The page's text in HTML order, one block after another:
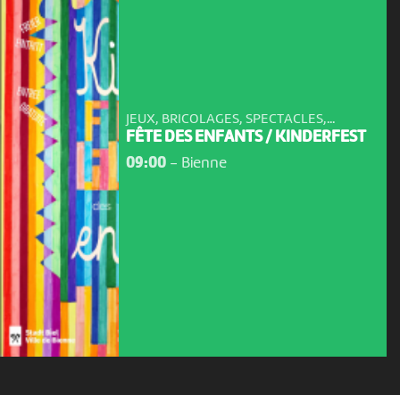
JEUX, BRICOLAGES, SPECTACLES,...
FÊTE DES ENFANTS / KINDERFEST
09:00- Bienne